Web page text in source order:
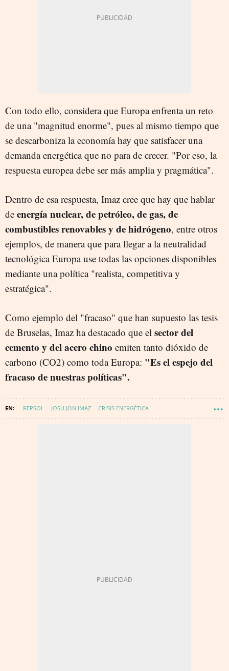
Con todo ello, considera que Europa enfrenta un reto
de una "magnitud enorme", pues al mismo tiempo que
se descarboniza la economía hay que satisfacer una
demanda energética que no para de crecer. "Por eso, la
respuesta europea debe ser más amplia y pragmática".
Dentro de esa respuesta, Imaz cree que hay que hablar
de energía nuclear, de petróleo, de gas, de
combustibles renovables y de hidrógeno, entre otros
ejemplos, de manera que para llegar a la neutralidad
tecnológica Europa use todas las opciones disponibles
mediante una política "realista, competitiva y
estratégica".
Como ejemplo del "fracaso" que han supuesto las tesis
de Bruselas, Imaz ha destacado que el sector del
cemento y del acero chino emiten tanto dióxido de
carbono (CO2) como toda Europa: "Es el espejo del
fracaso de nuestras políticas".
REPSOL JOSU JON IMAZ CRISIS ENERGÉTICA